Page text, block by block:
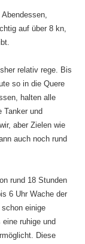
auf über 8 kn,
relativ rege. Bis
so in die Quere
halten alle
Tanker und
aber Zielen wie
auch noch rund
rund 18 Stunden
6 Uhr Wache der
einige
ruhige und
Diese